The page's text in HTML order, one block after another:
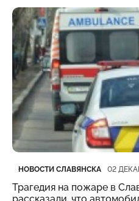
Категория
НОВОСТИ СЛАВЯНСКА
Дата публикации 02
Трагедия на пожаре в